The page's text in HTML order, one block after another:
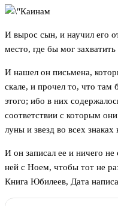
И вырос сын, и научил его
место, где бы мог захватить
И нашел он письмена,
скале, и прочел то, что там
этого; ибо в них
соответствии с которым
луны и звезд во всех знаках
И он записал ее и ничего не
ней с Ноем, чтобы тот не
Книга Юбилеев, Дата